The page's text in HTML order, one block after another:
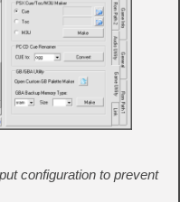
configuration to prevent